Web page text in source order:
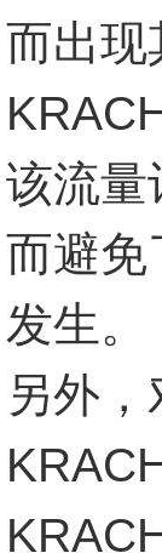
而出现
该流量
而避免
发生。
另外